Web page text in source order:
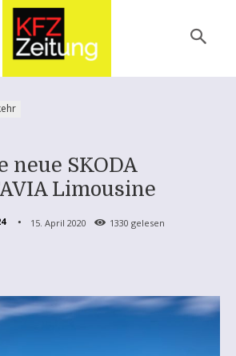
neue SKODA
Limousine
15. April 2020 1330 gelesen